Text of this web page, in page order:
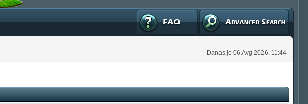
Napredna pretraga
FAQ
Danas je 06 Avg 2026, 11:44